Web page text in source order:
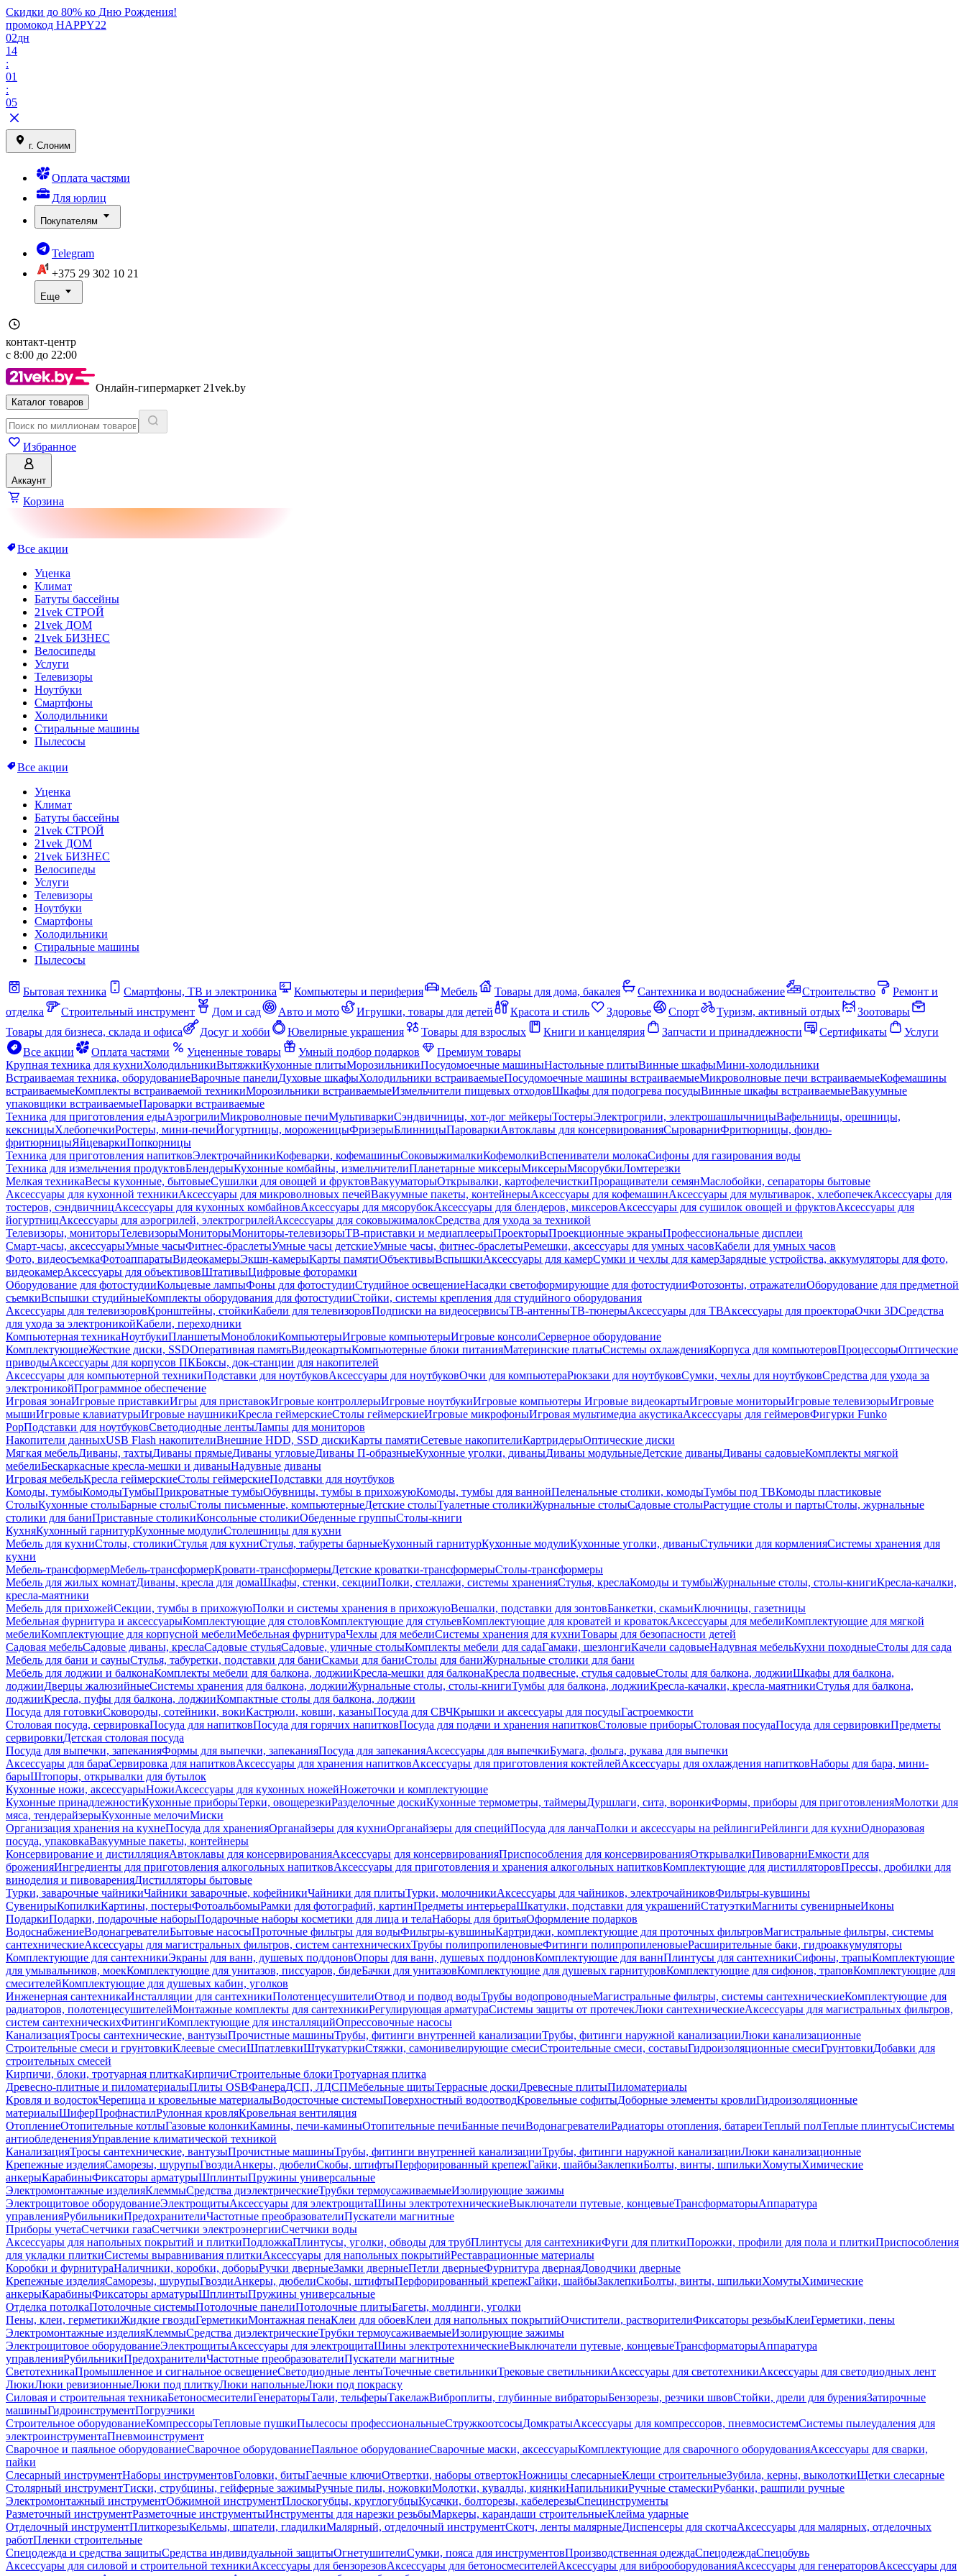
Скидки до 80% ко Дню Рождения!
промокод HAPPY22
02дн
14
:
01
:
05
г. Слоним
Оплата частями
Для юрлиц
Покупателям
Telegram
+375 29 302 10 21
Еще
контакт-центр
с 8:00 до 22:00
Онлайн-гипермаркет 21vek.by
Каталог товаров
Избранное
Аккаунт
Корзина
Все акции
Уценка
Климат
Батуты бассейны
21vek СТРОЙ
21vek ДОМ
21vek БИЗНЕС
Велосипеды
Услуги
Телевизоры
Ноутбуки
Смартфоны
Холодильники
Стиральные машины
Пылесосы
Все акции
Уценка
Климат
Батуты бассейны
21vek СТРОЙ
21vek ДОМ
21vek БИЗНЕС
Велосипеды
Услуги
Телевизоры
Ноутбуки
Смартфоны
Холодильники
Стиральные машины
Пылесосы
Бытовая техника Смартфоны, ТВ и электроника Компьютеры и периферия Мебель Товары для дома, бакалея Сантехника и водоснабжение Строительство
Ремонт и
отделка
Строительный инструмент Дом и сад Авто и мото Игрушки, товары для детей Красота и стиль Здоровье Спорт Туризм, активный отдых
Зоотовары
Товары для бизнеса, склада и офиса
Досуг и хобби Ювелирные украшения Товары для взрослых Книги и канцелярия Запчасти и принадлежности Сертификаты
Услуги
Все акции
Оплата частями Уцененные товары Умный подбор подарков
Премиум товары
Крупная техника для кухниХолодильникиВытяжкиКухонные плитыМорозильникиПосудомоечные машиныНастольные плитыВинные шкафыМини-холодильники
Встраиваемая техника, оборудованиеВарочные панелиДуховые шкафыХолодильники встраиваемыеПосудомоечные машины встраиваемыеМикроволновые печи встраиваемыеКофемашины
встраиваемыеКомплекты встраиваемой техникиМорозильники встраиваемыеИзмельчители пищевых отходовШкафы для подогрева посудыВинные шкафы встраиваемыеВакуумные
упаковщики встраиваемыеПароварки встраиваемые
Техника для приготовления едыАэрогрилиМикроволновые печиМультиваркиСэндвичницы, хот-дог мейкерыТостерыЭлектрогрили, электрошашлычницыВафельницы, орешницы,
кексницыХлебопечкиРостеры, мини-печиЙогуртницы, мороженицыФризерыБлинницыПароваркиАвтоклавы для консервированияСыроварниФритюрницы, фондю-
фритюрницыЯйцеваркиПопкорницы
Техника для приготовления напитковЭлектрочайникиКофеварки, кофемашиныСоковыжималкиКофемолкиВспениватели молокаСифоны для газирования воды
Техника для измельчения продуктовБлендерыКухонные комбайны, измельчителиПланетарные миксерыМиксерыМясорубкиЛомтерезки
Мелкая техникаВесы кухонные, бытовыеСушилки для овощей и фруктовВакууматорыОткрывалки, картофелечисткиПроращиватели семянМаслобойки, сепараторы бытовые
Аксессуары для кухонной техникиАксессуары для микроволновых печейВакуумные пакеты, контейнерыАксессуары для кофемашинАксессуары для мультиварок, хлебопечекАксессуары для
тостеров, сэндвичницАксессуары для кухонных комбайновАксессуары для мясорубокАксессуары для блендеров, миксеровАксессуары для сушилок овощей и фруктовАксессуары для
йогуртницАксессуары для аэрогрилей, электрогрилейАксессуары для соковыжималокСредства для ухода за техникой
Телевизоры, мониторыТелевизорыМониторыМониторы-телевизорыТВ-приставки и медиаплеерыПроекторыПроекционные экраныПрофессиональные дисплеи
Смарт-часы, аксессуарыУмные часыФитнес-браслетыУмные часы детскиеУмные часы, фитнес-браслетыРемешки, аксессуары для умных часовКабели для умных часов
Фото, видеосъемкаФотоаппаратыВидеокамерыЭкшн-камерыКарты памятиОбъективыВспышкиАксессуары для камерСумки и чехлы для камерЗарядные устройства, аккумуляторы для фото,
видеокамерАксессуары для объективовШтативыЦифровые фоторамки
Оборудование для фотостудииКольцевые лампыФоны для фотостудииСтудийное освещениеНасадки светоформирующие для фотостудииФотозонты, отражателиОборудование для предметной
съемкиВспышки студийныеКомплекты оборудования для фотостудииСтойки, системы крепления для студийного оборудования
Аксессуары для телевизоровКронштейны, стойкиКабели для телевизоровПодписки на видеосервисыТВ-антенныТВ-тюнерыАксессуары для ТВАксессуары для проектораОчки 3DСредства
для ухода за электроникойКабели, переходники
Компьютерная техникаНоутбукиПланшетыМоноблокиКомпьютерыИгровые компьютерыИгровые консолиСерверное оборудование
КомплектующиеЖесткие диски, SSDОперативная памятьВидеокартыКомпьютерные блоки питанияМатеринские платыСистемы охлажденияКорпуса для компьютеровПроцессорыОптические
приводыАксессуары для корпусов ПКБоксы, док-станции для накопителей
Аксессуары для компьютерной техникиПодставки для ноутбуковАксессуары для ноутбуковОчки для компьютераРюкзаки для ноутбуковСумки, чехлы для ноутбуковСредства для ухода за
электроникойПрограммное обеспечение
Игровая зонаИгровые приставкиИгры для приставокИгровые контроллерыИгровые ноутбукиИгровые компьютеры Игровые видеокартыИгровые мониторыИгровые телевизорыИгровые
мышиИгровые клавиатурыИгровые наушникиКресла геймерскиеСтолы геймерскиеИгровые микрофоныИгровая мультимедиа акустикаАксессуары для геймеровФигурки Funko
PopПодставки для ноутбуковСветодиодные лентыЛампы для мониторов
Накопители данныхUSB Flash накопителиВнешние HDD, SSD дискиКарты памятиСетевые накопителиКартридерыОптические диски
Мягкая мебельДиваны, тахтыДиваны прямыеДиваны угловыеДиваны П-образныеКухонные уголки, диваныДиваны модульныеДетские диваныДиваны садовыеКомплекты мягкой
мебелиБескаркасные кресла-мешки и диваныНадувные диваны
Игровая мебельКресла геймерскиеСтолы геймерскиеПодставки для ноутбуков
Комоды, тумбыКомодыТумбыПрикроватные тумбыОбувницы, тумбы в прихожуюКомоды, тумбы для ваннойПеленальные столики, комодыТумбы под ТВКомоды пластиковые
СтолыКухонные столыБарные столыСтолы письменные, компьютерныеДетские столыТуалетные столикиЖурнальные столыСадовые столыРастущие столы и партыСтолы, журнальные
столики для баниПриставные столикиКонсольные столикиОбеденные группыСтолы-книги
КухняКухонный гарнитурКухонные модулиСтолешницы для кухни
Мебель для кухниСтолы, столикиСтулья для кухниСтулья, табуреты барныеКухонный гарнитурКухонные модулиКухонные уголки, диваныСтульчики для кормленияСистемы хранения для
кухни
Мебель-трансформерМебель-трансформерКровати-трансформерыДетские кроватки-трансформерыСтолы-трансформеры
Мебель для жилых комнатДиваны, кресла для домаШкафы, стенки, секцииПолки, стеллажи, системы храненияСтулья, креслаКомоды и тумбыЖурнальные столы, столы-книгиКресла-качалки,
кресла-маятники
Мебель для прихожейСекции, тумбы в прихожуюПолки и системы хранения в прихожуюВешалки, подставки для зонтовБанкетки, скамьиКлючницы, газетницы
Мебельная фурнитура и аксессуарыКомплектующие для столовКомплектующие для стульевКомплектующие для кроватей и кроватокАксессуары для мебелиКомплектующие для мягкой
мебелиКомплектующие для корпусной мебелиМебельная фурнитураЧехлы для мебелиСистемы хранения для кухниТовары для безопасности детей
Садовая мебельСадовые диваны, креслаСадовые стульяСадовые, уличные столыКомплекты мебели для садаГамаки, шезлонгиКачели садовыеНадувная мебельКухни походныеСтолы для сада
Мебель для бани и сауныСтулья, табуретки, подставки для баниСкамьи для баниСтолы для баниЖурнальные столики для бани
Мебель для лоджии и балконаКомплекты мебели для балкона, лоджииКресла-мешки для балконаКресла подвесные, стулья садовыеСтолы для балкона, лоджииШкафы для балкона,
лоджииДверцы жалюзийныеСистемы хранения для балкона, лоджииЖурнальные столы, столы-книгиТумбы для балкона, лоджииКресла-качалки, кресла-маятникиСтулья для балкона,
лоджииКресла, пуфы для балкона, лоджииКомпактные столы для балкона, лоджии
Посуда для готовкиСковороды, сотейники, вокиКастрюли, ковши, казаныПосуда для СВЧКрышки и аксессуары для посудыГастроемкости
Столовая посуда, сервировкаПосуда для напитковПосуда для горячих напитковПосуда для подачи и хранения напитковСтоловые приборыСтоловая посудаПосуда для сервировкиПредметы
сервировкиДетская столовая посуда
Посуда для выпечки, запеканияФормы для выпечки, запеканияПосуда для запеканияАксессуары для выпечкиБумага, фольга, рукава для выпечки
Аксессуары для бараСервировка для напитковАксессуары для хранения напитковАксессуары для приготовления коктейлейАксессуары для охлаждения напитковНаборы для бара, мини-
барыШтопоры, открывалки для бутылок
Кухонные ножи, аксессуарыНожиАксессуары для кухонных ножейНожеточки и комплектующие
Кухонные принадлежностиКухонные приборыТерки, овощерезкиРазделочные доскиКухонные термометры, таймерыДуршлаги, сита, воронкиФормы, приборы для приготовленияМолотки для
мяса, тендерайзерыКухонные мелочиМиски
Организация хранения на кухнеПосуда для храненияОрганайзеры для кухниОрганайзеры для специйПосуда для ланчаПолки и аксессуары на рейлингиРейлинги для кухниОдноразовая
посуда, упаковкаВакуумные пакеты, контейнеры
Консервирование и дистилляцияАвтоклавы для консервированияАксессуары для консервированияПриспособления для консервированияОткрывалкиПивоварниЕмкости для
броженияИнгредиенты для приготовления алкогольных напитковАксессуары для приготовления и хранения алкогольных напитковКомплектующие для дистилляторовПрессы, дробилки для
виноделия и пивоваренияДистилляторы бытовые
Турки, заварочные чайникиЧайники заварочные, кофейникиЧайники для плитыТурки, молочникиАксессуары для чайников, электрочайниковФильтры-кувшины
СувенирыКопилкиКартины, постерыФотоальбомыРамки для фотографий, картинПредметы интерьераШкатулки, подставки для украшенийСтатуэткиМагниты сувенирныеИконы
ПодаркиПодарки, подарочные наборыПодарочные наборы косметики для лица и телаНаборы для бритьяОформление подарков
ВодоснабжениеВодонагревателиБытовые насосыПроточные фильтры для водыФильтры-кувшиныКартриджи, комплектующие для проточных фильтровМагистральные фильтры, системы
сантехническиеАксессуары для магистральных фильтров, систем сантехническихТрубы полипропиленовыеФитинги полипропиленовыеРасширительные баки, гидроаккумуляторы
Комплектующие для сантехникиЭкраны для ванн, душевых поддоновОпоры для ванн, душевых поддоновКомплектующие для ваннПлинтусы для сантехникиСифоны, трапыКомплектующие
для умывальников, моекКомплектующие для унитазов, писсуаров, бидеБачки для унитазовКомплектующие для душевых гарнитуровКомплектующие для сифонов, траповКомплектующие для
смесителейКомплектующие для душевых кабин, уголков
Инженерная сантехникаИнсталляции для сантехникиПолотенцесушителиОтвод и подвод водыТрубы водопроводныеМагистральные фильтры, системы сантехническиеКомплектующие для
радиаторов, полотенцесушителейМонтажные комплекты для сантехникиРегулирующая арматураСистемы защиты от протечекЛюки сантехническиеАксессуары для магистральных фильтров,
систем сантехническихФитингиКомплектующие для инсталляцийОпрессовочные насосы
КанализацияТросы сантехнические, вантузыПрочистные машиныТрубы, фитинги внутренней канализацииТрубы, фитинги наружной канализацииЛюки канализационные
Строительные смеси и грунтовкиКлеевые смесиШпатлевкиШтукатуркиСтяжки, самонивелирующие смесиСтроительные смеси, составыГидроизоляционные смесиГрунтовкиДобавки для
строительных смесей
Кирпичи, блоки, тротуарная плиткаКирпичиСтроительные блокиТротуарная плитка
Древесно-плитные и пиломатериалыПлиты OSBФанераДСП, ЛДСПМебельные щитыТеррасные доскиДревесные плитыПиломатериалы
Кровля и водостокЧерепица и кровельные материалыВодосточные системыПоверхностный водоотводКровельные софитыДоборные элементы кровлиГидроизоляционные
материалыШиферПрофнастилРулонная кровляКровельная вентиляция
ОтоплениеОтопительные котлыГазовые колонкиКамины, печи-каминыОтопительные печиБанные печиВодонагревателиРадиаторы отопления, батареиТеплый полТеплые плинтусыСистемы
антиобледененияУправление климатической техникой
КанализацияТросы сантехнические, вантузыПрочистные машиныТрубы, фитинги внутренней канализацииТрубы, фитинги наружной канализацииЛюки канализационные
Крепежные изделияСаморезы, шурупыГвоздиАнкеры, дюбелиСкобы, штифтыПерфорированный крепежГайки, шайбыЗаклепкиБолты, винты, шпилькиХомутыХимические
анкерыКарабиныФиксаторы арматурыШплинтыПружины универсальные
Электромонтажные изделияКлеммыСредства диэлектрическиеТрубки термоусаживаемыеИзолирующие зажимы
Электрощитовое оборудованиеЭлектрощитыАксессуары для электрощитаШины электротехническиеВыключатели путевые, концевыеТрансформаторыАппаратура
управленияРубильникиПредохранителиЧастотные преобразователиПускатели магнитные
Приборы учетаСчетчики газаСчетчики электроэнергииСчетчики воды
Аксессуары для напольных покрытий и плиткиПодложкаПлинтусы, уголки, обводы для трубПлинтусы для сантехникиФуги для плиткиПорожки, профили для пола и плиткиПриспособления
для укладки плиткиСистемы выравнивания плиткиАксессуары для напольных покрытийРеставрационные материалы
Коробки и фурнитураНаличники, коробки, доборыРучки дверныеЗамки дверныеПетли дверныеФурнитура двернаяДоводчики дверные
Крепежные изделияСаморезы, шурупыГвоздиАнкеры, дюбелиСкобы, штифтыПерфорированный крепежГайки, шайбыЗаклепкиБолты, винты, шпилькиХомутыХимические
анкерыКарабиныФиксаторы арматурыШплинтыПружины универсальные
Отделка потолкаПотолочные системыПотолочные панелиПотолочные плитыБагеты, молдинги, уголки
Пены, клеи, герметикиЖидкие гвоздиГерметикиМонтажная пенаКлеи для обоевКлеи для напольных покрытийОчистители, растворителиФиксаторы резьбыКлеиГерметики, пены
Электромонтажные изделияКлеммыСредства диэлектрическиеТрубки термоусаживаемыеИзолирующие зажимы
Электрощитовое оборудованиеЭлектрощитыАксессуары для электрощитаШины электротехническиеВыключатели путевые, концевыеТрансформаторыАппаратура
управленияРубильникиПредохранителиЧастотные преобразователиПускатели магнитные
СветотехникаПромышленное и сигнальное освещениеСветодиодные лентыТочечные светильникиТрековые светильникиАксессуары для светотехникиАксессуары для светодиодных лент
ЛюкиЛюки ревизионныеЛюки под плиткуЛюки напольныеЛюки под покраску
Силовая и строительная техникаБетоносмесителиГенераторыТали, тельферыТакелажВиброплиты, глубинные вибраторыБензорезы, резчики швовСтойки, дрели для буренияЗатирочные
машиныГидроинструментПогрузчики
Строительное оборудованиеКомпрессорыТепловые пушкиПылесосы профессиональныеСтружкоотсосыДомкратыАксессуары для компрессоров, пневмосистемСистемы пылеудаления для
электроинструментаПневмоинструмент
Сварочное и паяльное оборудованиеСварочное оборудованиеПаяльное оборудованиеСварочные маски, аксессуарыКомплектующие для сварочного оборудованияАксессуары для сварки,
пайки
Слесарный инструментНаборы инструментовГоловки, битыГаечные ключиОтвертки, наборы отвертокНожницы слесарныеКлещи строительныеЗубила, керны, выколоткиЩетки слесарные
Столярный инструментТиски, струбцины, гейферные зажимыРучные пилы, ножовкиМолотки, кувалды, киянкиНапильникиРучные стамескиРубанки, рашпили ручные
Электромонтажный инструментОбжимной инструментПлоскогубцы, круглогубцыКусачки, болторезы, кабелерезыСпецинструменты
Разметочный инструментРазметочные инструментыИнструменты для нарезки резьбыМаркеры, карандаши строительныеКлейма ударные
Отделочный инструментПлиткорезыКельмы, шпатели, гладилкиМалярный, отделочный инструментСкотч, ленты малярныеДиспенсеры для скотчаАксессуары для малярных, отделочных
работПленки строительные
Спецодежда и средства защитыСредства индивидуальной защитыОгнетушителиСумки, пояса для инструментовПроизводственная одеждаСпецодеждаСпецобувь
Аксессуары для силовой и строительной техникиАксессуары для бензорезовАксессуары для бетоносмесителейАксессуары для виброоборудованияАксессуары для генераторовАксессуары для